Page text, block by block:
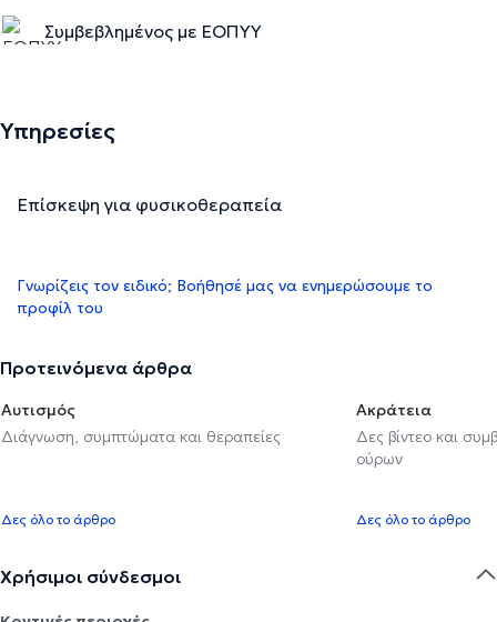
Συμβεβλημένος με ΕΟΠΥΥ
Υπηρεσίες
Επίσκεψη για φυσικοθεραπεία
Γνωρίζεις τον ειδικό; Βοήθησέ μας να ενημερώσουμε το
προφίλ του
Προτεινόμενα άρθρα
Αυτισμός
Διάγνωση, συμπτώματα και θεραπείες
Δες όλο το άρθρο
Ακράτεια
Δες βίντεο και
ούρων
Δες όλο το άρθρο
Χρήσιμοι σύνδεσμοι